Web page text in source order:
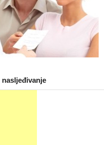
nasljeđivanje